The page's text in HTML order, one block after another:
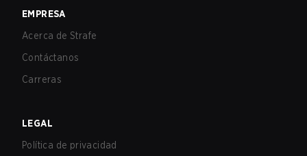
EMPRESA
Acerca de Strafe
Contáctanos
Carreras
LEGAL
Política de privacidad